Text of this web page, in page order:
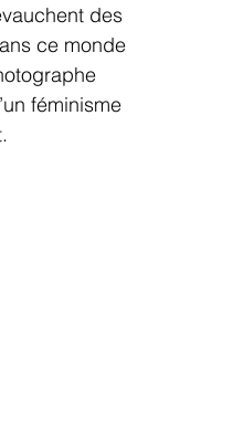
des
ce monde
féminisme